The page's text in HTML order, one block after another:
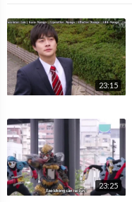
23:15
23:25